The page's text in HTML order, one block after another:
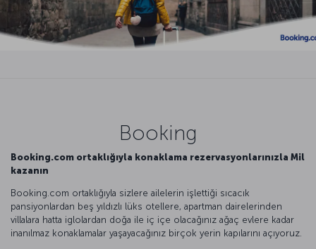
Booking
Booking.com ortaklığıyla konaklama rezervasyonlarınızla Mil
kazanın
Booking.com ortaklığıyla sizlere ailelerin işlettiği sıcacık
pansiyonlardan beş yıldızlı lüks otellere, apartman dairelerinden
villalara hatta iglolardan doğa ile iç içe olacağınız ağaç evlere kadar
inanılmaz konaklamalar yaşayacağınız birçok yerin kapılarını açıyoruz.